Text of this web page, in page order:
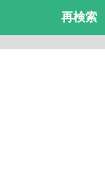
再検索